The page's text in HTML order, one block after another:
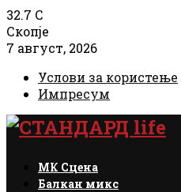
32.7 C
Скопје
7 август, 2026
Услови за користење
Импресум
Facebook
Instagram
Email
Rss
МК Сцена
Балкан микс